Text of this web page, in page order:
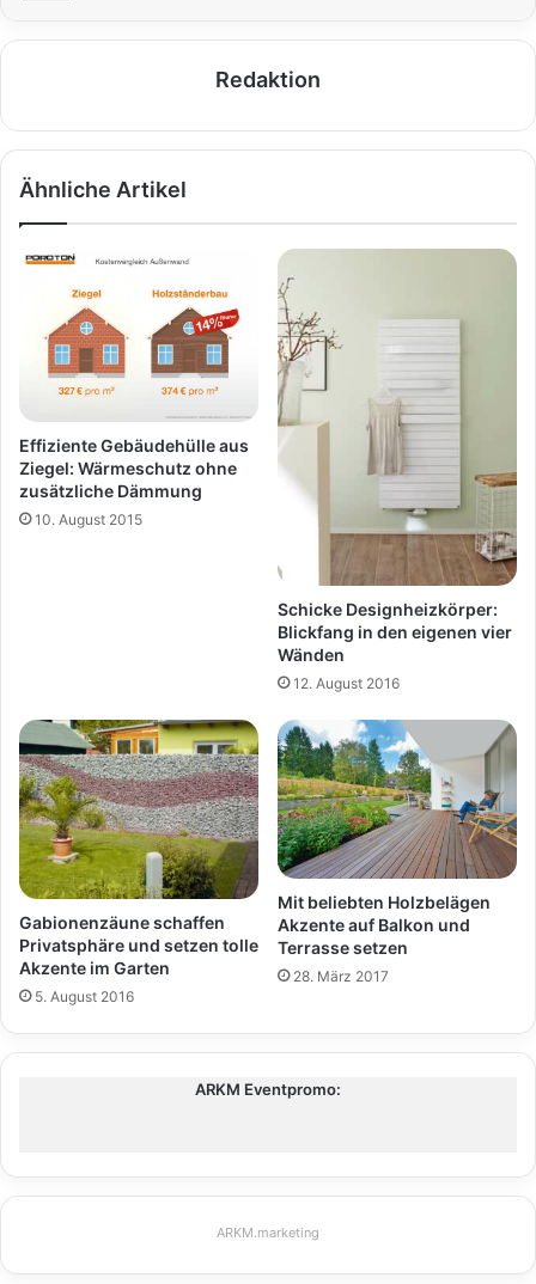
Redaktion
Ähnliche Artikel
Effiziente Gebäudehülle aus
Ziegel: Wärmeschutz ohne
zusätzliche Dämmung
10. August 2015
Schicke Designheizkörper:
Blickfang in den eigenen vier
Wänden
12. August 2016
Gabionenzäune schaffen
Privatsphäre und setzen tolle
Akzente im Garten
5. August 2016
Mit beliebten Holzbelägen
Akzente auf Balkon und
Terrasse setzen
28. März 2017
ARKM Eventpromo:
ARKM.marketing